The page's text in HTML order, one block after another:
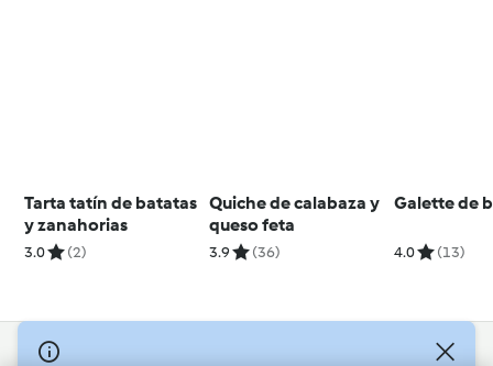
Tarta tatín de batatas
y zanahorias
3.0 (2)
Quiche de calabaza y
queso feta
3.9 (36)
Galette de
4.0 (13)
© Copyright 2026